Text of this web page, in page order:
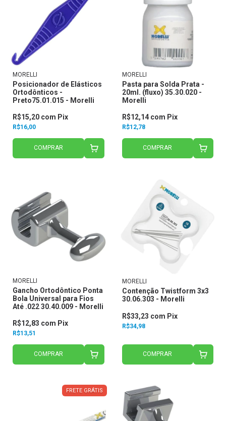
MORELLI
Posicionador de Elásticos
Ortodônticos -
Preto75.01.015 - Morelli
R$16,00
R$15,20 com Pix
COMPRAR
MORELLI
Pasta para Solda Prata -
20ml. (fluxo) 35.30.020 -
Morelli
R$12,78
R$12,14 com Pix
COMPRAR
MORELLI
Gancho Ortodôntico Ponta
Bola Universal para Fios
Até .022 30.40.009 - Morelli
R$13,51
R$12,83 com Pix
COMPRAR
MORELLI
Contenção Twistform 3x3
30.06.303 - Morelli
R$34,98
R$33,23 com Pix
COMPRAR
FRETE GRÁTIS